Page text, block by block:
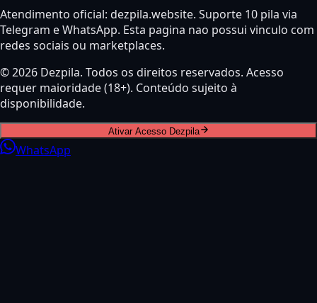
Atendimento oficial: dezpila.website. Suporte 10 pila via
Telegram e WhatsApp. Esta pagina nao possui vinculo com
redes sociais ou marketplaces.
© 2026 Dezpila. Todos os direitos reservados. Acesso
requer maioridade (18+). Conteúdo sujeito à
disponibilidade.
Ativar Acesso Dezpila
WhatsApp